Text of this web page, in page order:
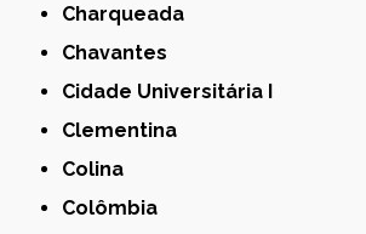
Charqueada
Chavantes
Cidade Universitária I
Clementina
Colina
Colômbia